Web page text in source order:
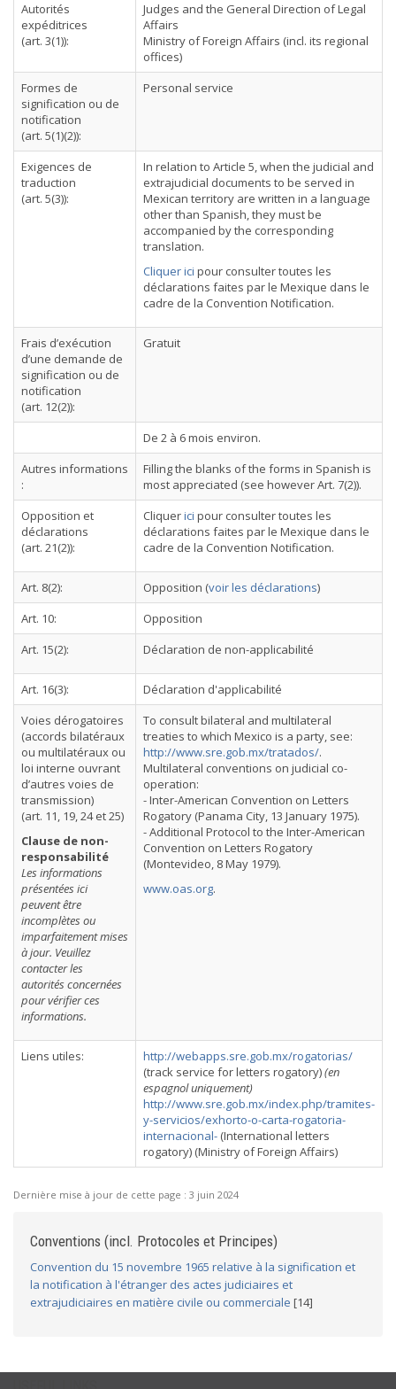
Autorités
expéditrices
(art. 3(1)):
Judges and the General Direction of Legal
Affairs
Ministry of Foreign Affairs (incl. its regional
offices)
Formes de
signification ou de
notification
(art. 5(1)(2)):
Personal service
Exigences de
traduction
(art. 5(3)):
In relation to Article 5, when the judicial and
extrajudicial documents to be served in
Mexican territory are written in a language
other than Spanish, they must be
accompanied by the corresponding
translation.
Cliquer ici pour consulter toutes les
déclarations faites par le Mexique dans le
cadre de la Convention Notification.
Frais d’exécution
d’une demande de
signification ou de
notification
(art. 12(2)):
Gratuit
De 2 à 6 mois environ.
Autres informations
:
Filling the blanks of the forms in Spanish is
most appreciated (see however Art. 7(2)).
Opposition et
déclarations
(art. 21(2)):
Cliquerici pour consulter toutes les
déclarations faites par le Mexique dans le
cadre de la Convention Notification.
Art. 8(2): Opposition (voir les déclarations)
Art. 10:
Opposition
Art. 15(2):
Déclaration de non-applicabilité
Art. 16(3):
Déclaration d'applicabilité
Voies dérogatoires
(accords bilatéraux
ou multilatéraux ou
loi interne ouvrant
d’autres voies de
transmission)
(art. 11, 19, 24 et 25)
Clause de non-
responsabilité
Les informations
présentées ici
peuvent être
incomplètes ou
imparfaitement mises
à jour. Veuillez
contacter les
autorités concernées
pour vérifier ces
informations.
To consult bilateral and multilateral
treaties to which Mexico is a party, see:
http://www.sre.gob.mx/tratados/.
Multilateral conventions on judicial co-
operation:
- Inter-American Convention on Letters
Rogatory (Panama City, 13 January 1975).
- Additional Protocol to the Inter-American
Convention on Letters Rogatory
(Montevideo, 8 May 1979).
www.oas.org.
Liens utiles:
http://webapps.sre.gob.mx/rogatorias/
(track service for letters rogatory)(en
espagnol uniquement)
http://www.sre.gob.mx/index.php/tramites-
y-servicios/exhorto-o-carta-rogatoria-
internacional- (International letters
rogatory) (Ministry of Foreign Affairs)
Dernière mise à jour de cette page : 3 juin 2024
Conventions (incl. Protocoles et Principes)
Convention du 15 novembre 1965 relative à la signification et
la notification à l'étranger des actes judiciaires et
extrajudiciaires en matière civile ou commerciale [14]